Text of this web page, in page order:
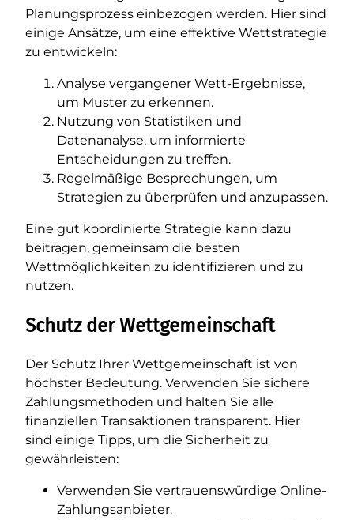
Planungsprozess einbezogen werden. Hier sind
einige Ansätze, um eine effektive Wettstrategie
zu entwickeln:
Analyse vergangener Wett-Ergebnisse,
um Muster zu erkennen.
Nutzung von Statistiken und
Datenanalyse, um informierte
Entscheidungen zu treffen.
Regelmäßige Besprechungen, um
Strategien zu überprüfen und anzupassen.
Eine gut koordinierte Strategie kann dazu
beitragen, gemeinsam die besten
Wettmöglichkeiten zu identifizieren und zu
nutzen.
Schutz der Wettgemeinschaft
Der Schutz Ihrer Wettgemeinschaft ist von
höchster Bedeutung. Verwenden Sie sichere
Zahlungsmethoden und halten Sie alle
finanziellen Transaktionen transparent. Hier
sind einige Tipps, um die Sicherheit zu
gewährleisten:
Verwenden Sie vertrauenswürdige Online-
Zahlungsanbieter.